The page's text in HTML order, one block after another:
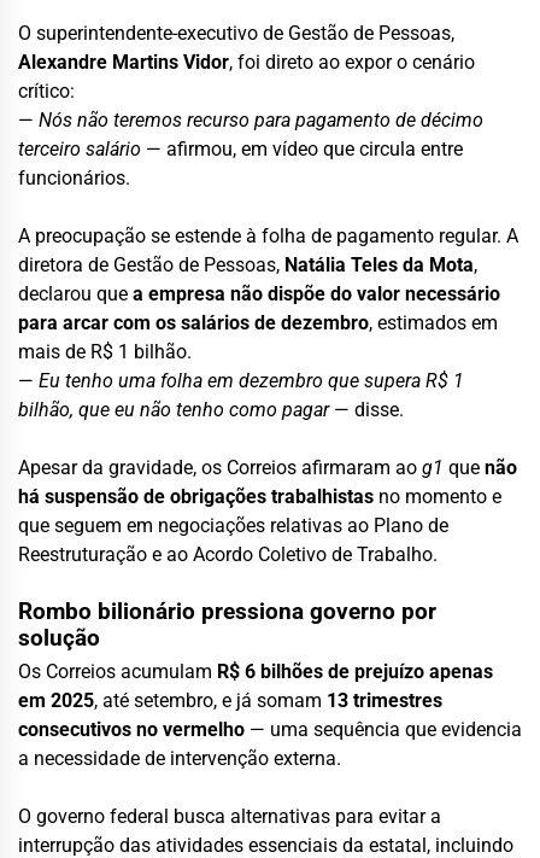
O superintendente-executivo de Gestão de Pessoas,
Alexandre Martins Vidor, foi direto ao expor o cenário
crítico:
— Nós não teremos recurso para pagamento de décimo
terceiro salário — afirmou, em vídeo que circula entre
funcionários.
A preocupação se estende à folha de pagamento regular. A
diretora de Gestão de Pessoas, Natália Teles da Mota,
declarou que a empresa não dispõe do valor necessário
para arcar com os salários de dezembro, estimados em
mais de R$ 1 bilhão.
— Eu tenho uma folha em dezembro que supera R$ 1
bilhão, que eu não tenho como pagar— disse.
Apesar da gravidade, os Correios afirmaram ao g1 que não
há suspensão de obrigações trabalhistas no momento e
que seguem em negociações relativas ao Plano de
Reestruturação e ao Acordo Coletivo de Trabalho.
Rombo bilionário pressiona governo por
solução
Os Correios acumulam R$ 6 bilhões de prejuízo apenas
em 2025, até setembro, e já somam 13 trimestres
consecutivos no vermelho — uma sequência que evidencia
a necessidade de intervenção externa.
O governo federal busca alternativas para evitar a
interrupção das atividades essenciais da estatal, incluindo